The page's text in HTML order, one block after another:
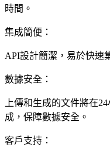
時間。
集成簡便：
API設計簡潔，易於快速
數據安全：
上傳和生成的文件將在
成，保障數據安全。
客戶支持：